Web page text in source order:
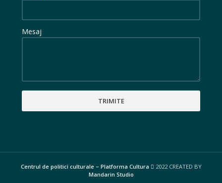
Mesaj
Centrul de politici culturale – Platforma Cultura
2022 CREATED BY
Mandarin Studio